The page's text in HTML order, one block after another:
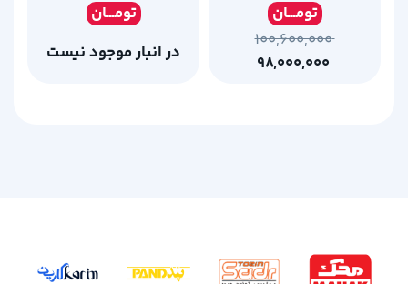
تومـــان
۱۰۰,۶۰۰,۰۰۰
تومـــان
در انبار موجود نیست